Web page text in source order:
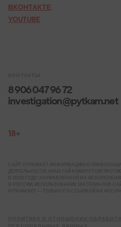
18+
ВКОНТАКТЕ
YOUTUBE
8 906 047 96 72
investigation@pytkam.net